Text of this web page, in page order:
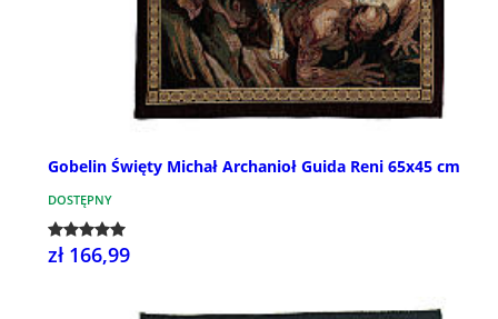
Gobelin Święty Michał Archanioł Guida Reni 65x45 cm
DOSTĘPNY
zł 166,99